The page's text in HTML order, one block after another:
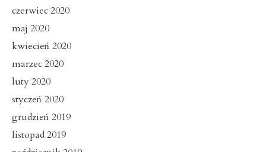
czerwiec 2020
maj 2020
kwiecień 2020
marzec 2020
luty 2020
styczeń 2020
grudzień 2019
listopad 2019